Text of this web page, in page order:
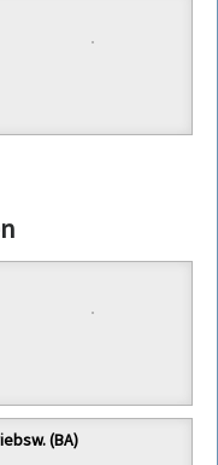
(BA)